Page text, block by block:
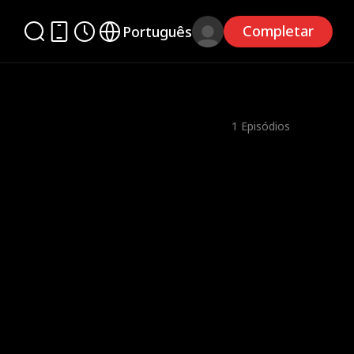
Português Completar
1 Episódios